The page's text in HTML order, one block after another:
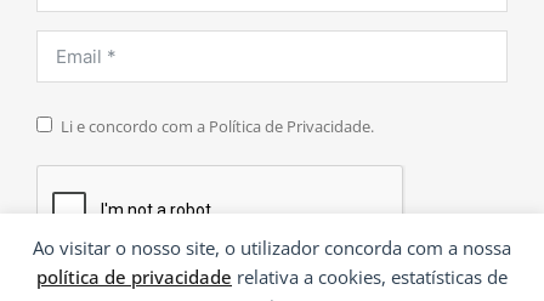
Ao visitar o nosso site, o utilizador concorda com a nossa
política de privacidade relativa a cookies, estatísticas de
Li e concordo com a Política de Privacidade.